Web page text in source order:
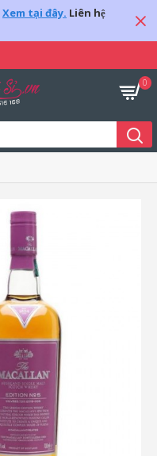
Xem tại đây. Liên hệ
0